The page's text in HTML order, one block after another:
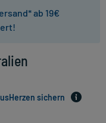
ab 19€
sichern